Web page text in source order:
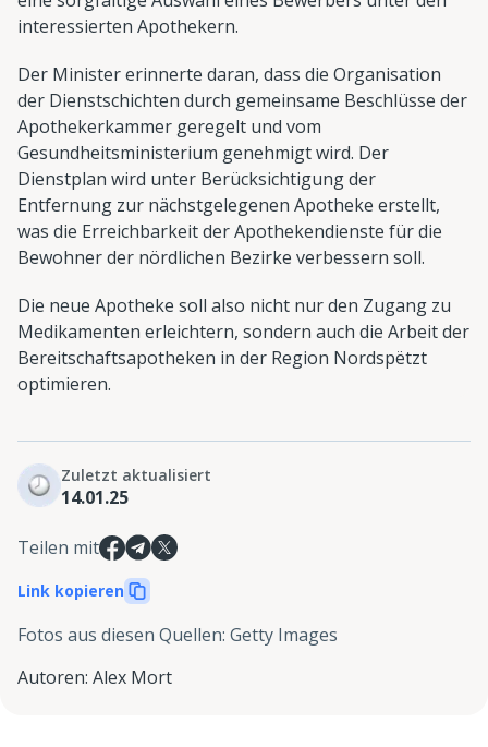
interessierten Apothekern.
Der Minister erinnerte daran, dass die Organisation
der Dienstschichten durch gemeinsame Beschlüsse der
Apothekerkammer geregelt und vom
Gesundheitsministerium genehmigt wird. Der
Dienstplan wird unter Berücksichtigung der
Entfernung zur nächstgelegenen Apotheke erstellt,
was die Erreichbarkeit der Apothekendienste für die
Bewohner der nördlichen Bezirke verbessern soll.
Die neue Apotheke soll also nicht nur den Zugang zu
Medikamenten erleichtern, sondern auch die Arbeit der
Bereitschaftsapotheken in der Region Nordspëtzt
optimieren.
Zuletzt aktualisiert
14.01.25
Teilen mit
Link kopieren
Fotos aus diesen Quellen: Getty Images
Autoren: Alex Mort